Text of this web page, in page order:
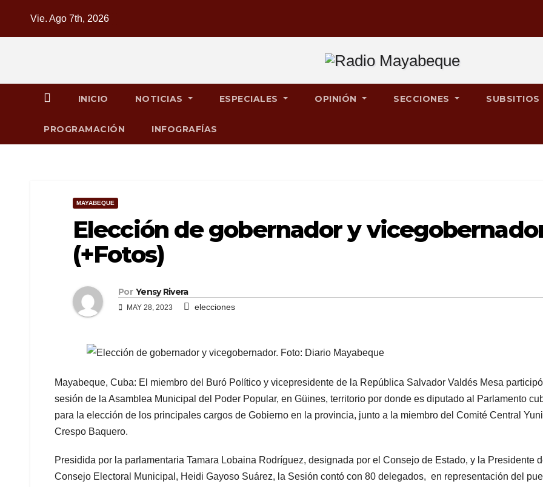
Vie. Ago 7th, 2026
INICIO NOTICIAS ESPECIALES OPINIÓN SECCIONES SUBSITIOS
PROGRAMACIÓN INFOGRAFÍAS
MAYABEQUE
Elección de gobernador y
(+Fotos)
Por Yensy Rivera
MAY 28, 2023 elecciones
Mayabeque, Cuba: El miembro del Buró Político y vicepresidente de la República Salvador Valdés Mesa
sesión de la Asamblea Municipal del Poder Popular, en Güines, territorio por donde es diputado al Parlamento
para la elección de los principales cargos de Gobierno en la provincia, junto a la miembro del Comité Central
Crespo Baquero.
Presidida por la parlamentaria Tamara Lobaina Rodríguez, designada por el Consejo de Estado, y la Presidente
Consejo Electoral Municipal, Heidi Gayoso Suárez, la Sesión contó con 80 delegados, en representación del